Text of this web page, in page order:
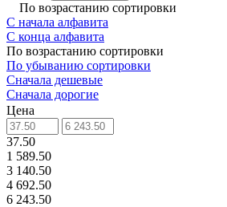
По возрастанию сортировки
С начала алфавита
С конца алфавита
По возрастанию сортировки
По убыванию сортировки
Сначала дешевые
Сначала дорогие
Цена
37.50
1 589.50
3 140.50
4 692.50
6 243.50